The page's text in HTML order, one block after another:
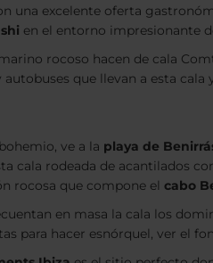
una excelente oferta
en el entorno impresionante
rocoso hacen de cala
que llevan a esta cala
ve a la playa de
cala rodeada de acantilados
rocosa que compone el cabo
en masa la cala los
para hacer esnórquel, ver el